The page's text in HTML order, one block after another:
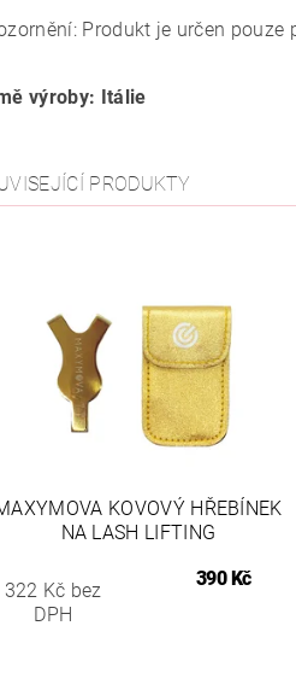
Produkt je určen
výroby: Itálie
PRODUKTY
KOVOVÝ HŘEBÍNEK
NA LASH LIFTING
322 Kč bez
DPH
390 Kč